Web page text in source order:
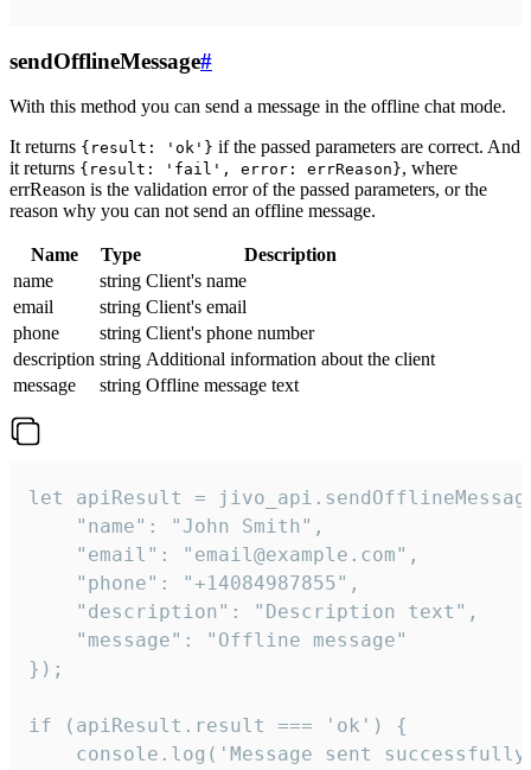
sendOfflineMessage#
With this method you can send a message in the offline chat mode.
It returns {result: 'ok'} if the passed parameters are correct. And
it returns {result: 'fail', error: errReason}, where
errReason is the validation error of the passed parameters, or the
reason why you can not send an offline message.
Name Type
Description
name
string Client's name
email
string Client's email
phone
string Client's phone number
description string Additional information about the client
message
string Offline message text
let apiResult =
    "name": "John Smith",
    "email": "email@example.com",
    "phone": "+14084987855",
    "description": "Description text",
    "message": "Offline message"
});
if (apiResult.result === 'ok') {
console.log('Message sent